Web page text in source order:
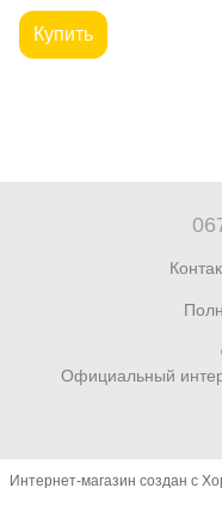
Купить
Официальный
Интернет-магазин создан с